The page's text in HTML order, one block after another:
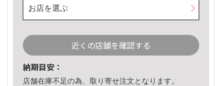
お店を選ぶ
近くの店舗を確認する
納期目安：
店舗在庫不足の為、取り寄せ注文となります。